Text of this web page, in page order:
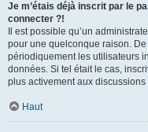
Je m’étais déjà inscrit par le
connecter ?!
Il est possible qu’un
pour une quelconque raison.
périodiquement les utilisateurs
données. Si tel était le cas,
plus activement aux discussions
Haut